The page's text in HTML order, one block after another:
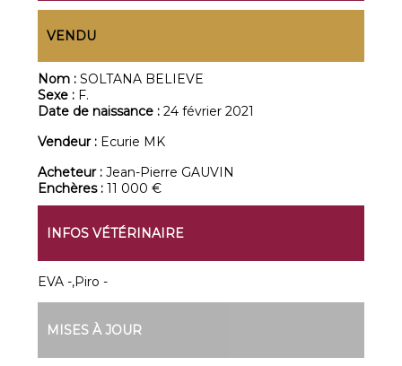
VENDU
Nom :SOLTANA BELIEVE
Sexe : F.
Date de naissance :24 février 2021
Vendeur : Ecurie MK
Acheteur :Jean-Pierre GAUVIN
Enchères :11 000 €
INFOS VÉTÉRINAIRE
EVA -,Piro -
MISES À JOUR